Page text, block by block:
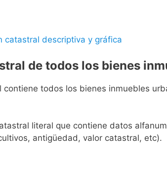
catastral descriptiva y gráfica
de todos los bienes
contiene todos los bienes inmuebles
literal que contiene datos
antigüedad, valor catastral, etc).